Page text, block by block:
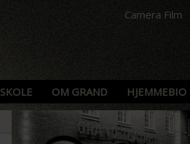
Camera Film
SKOLE OM GRAND HJEMMEBIO